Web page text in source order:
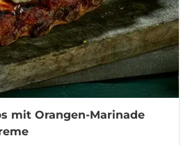
mit Orangen-Marinade